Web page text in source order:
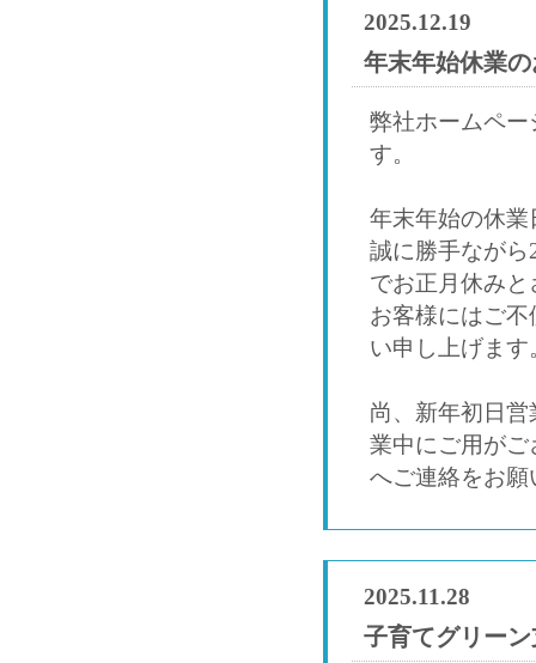
2025.12.19
年末年始休業
弊社ホームペ
す。
年末年始の休
誠に勝手ながら
でお正月休み
お客様にはご
い申し上げます
尚、新年初日
業中にご用が
へご連絡をお
2025.11.28
子育てグリー